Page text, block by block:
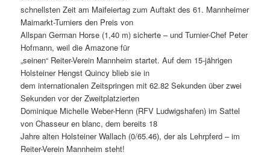
schnellsten Zeit am Maifeiertag zum Auftakt des 61. Mannheimer
Maimarkt-Turniers den Preis von
Allspan German Horse (1,40 m) sicherte – und Turnier-Chef Peter
Hofmann, weil die Amazone für
„seinen“ Reiter-Verein Mannheim startet. Auf dem 15-jährigen
Holsteiner Hengst Quincy blieb sie in
dem internationalen Zeitspringen mit 62.82 Sekunden über zwei
Sekunden vor der Zweitplatzierten
Dominique Michelle Weber-Henn (RFV Ludwigshafen) im Sattel
von Chasseur en blanc, dem bereits 18
Jahre alten Holsteiner Wallach (0/65.46), der als Lehrpferd – im
Reiter-Verein Mannheim steht!